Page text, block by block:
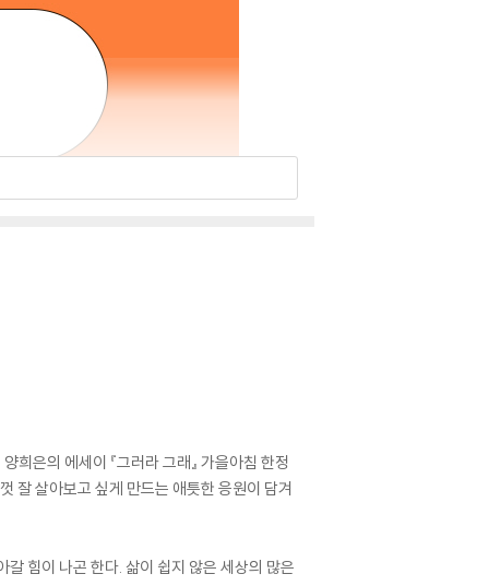
희은의 에세이 『그러라 그래』 가을아침 한정
잘 살아보고 싶게 만드는 애틋한 응원이 담겨
힘이 나곤 한다. 삶이 쉽지 않은 세상의 많은